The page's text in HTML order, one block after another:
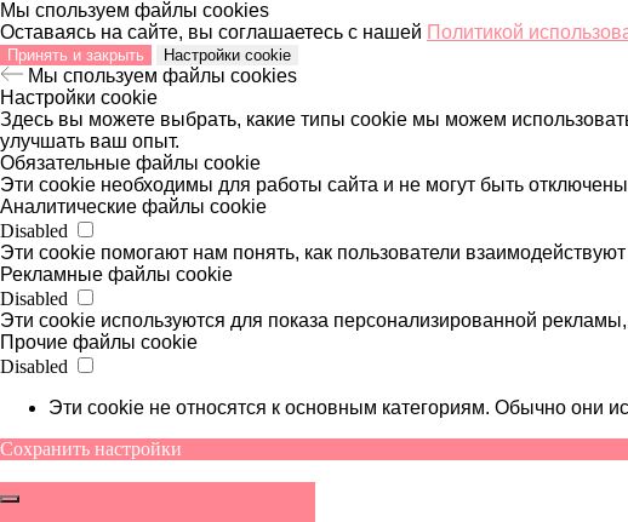
Мы спользуем файлы cookies
Оставаясь на сайте, вы соглашаетесь с нашей Политикой
Принять и закрыть Настройки cookie
Мы спользуем файлы cookies
Настройки cookie
Здесь вы можете выбрать, какие типы cookie мы можем
улучшать ваш опыт.
Обязательные файлы cookie
Эти cookie необходимы для работы сайта и не могут быть
Аналитические файлы cookie
Disabled
Эти cookie помогают нам понять, как пользователи
Рекламные файлы cookie
Disabled
Эти cookie используются для показа персонализированной
Прочие файлы cookie
Disabled
Эти cookie не относятся к основным категориям. Обычно они
Сохранить настройки